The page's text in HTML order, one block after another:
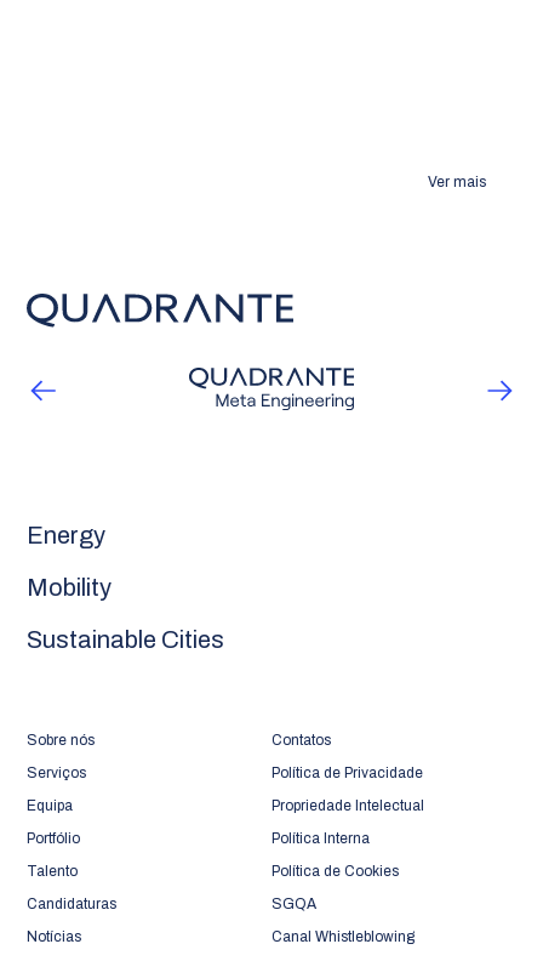
Ver mais
Energy
Mobility
Sustainable Cities
Sobre nós
Serviços
Equipa
Portfólio
Talento
Candidaturas
Notícias
Contatos
Política de Privacidade
Propriedade Intelectual
Política Interna
Política de Cookies
SGQA
Canal Whistleblowing